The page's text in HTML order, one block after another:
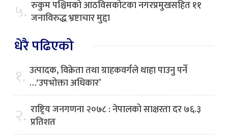
५. रुकुम पश्चिमको आठविसकोटका नगरप्रमुखसहित ११
जनाविरुद्ध भ्रष्टाचार मुद्दा
धेरै पढिएको
१. उत्पादक, विक्रेता तथा ग्राहकवर्गले थाहा पाउनु पर्ने
…‘उपभोक्ता अधिकार’
२. राष्ट्रिय जनगणना २०७८ : नेपालको साक्षरता दर ७६.३
प्रतिशत